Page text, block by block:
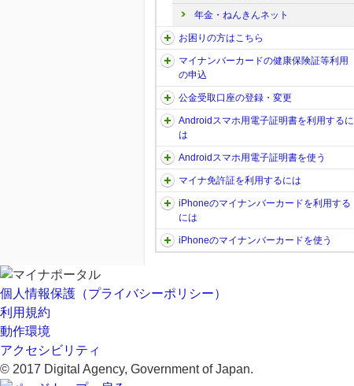
年金・ねんきんネット
お困りの方はこちら
マイナンバーカードの健康保険証等利用
の申込
公金受取口座の登録・変更
Androidスマホ用電子証明書を利用するに
は
Androidスマホ用電子証明書を使う
マイナ免許証を利用するには
iPhoneのマイナンバーカードを利用する
には
iPhoneのマイナンバーカードを使う
個人情報保護（プライバシーポリシー）
利用規約
動作環境
アクセシビリティ
© 2017 Digital Agency, Government of Japan.